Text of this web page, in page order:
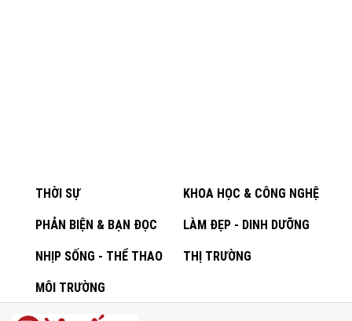
THỜI SỰ KHOA HỌC & CÔNG NGHỆ
PHẢN BIỆN & BẠN ĐỌC LÀM ĐẸP - DINH DƯỠNG
NHỊP SỐNG - THỂ THAO THỊ TRƯỜNG
MÔI TRƯỜNG